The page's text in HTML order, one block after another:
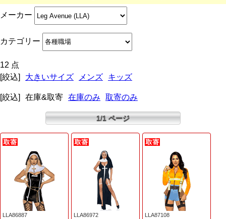
メーカー
カテゴリー
12 点
[絞込]
大きいサイズ メンズ キッズ
[絞込] 在庫&取寄 在庫のみ 取寄のみ
1/1 ページ
LLA86887 LLA86972 LLA87108